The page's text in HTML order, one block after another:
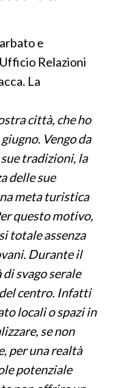
e
Relazioni
La
città, che ho
Vengo da
sue tradizioni, la
delle sue
meta turistica
questo motivo,
totale assenza
Durante il
svago serale
centro. Infatti
locali o spazi in
se non
per una realtà
potenziale